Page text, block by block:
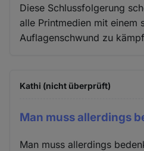
Diese Schlussfolgerung
alle Printmedien mit einem
Auflagenschwund zu
Kathi (nicht überprüft)
Man muss allerdings
Man muss allerdings